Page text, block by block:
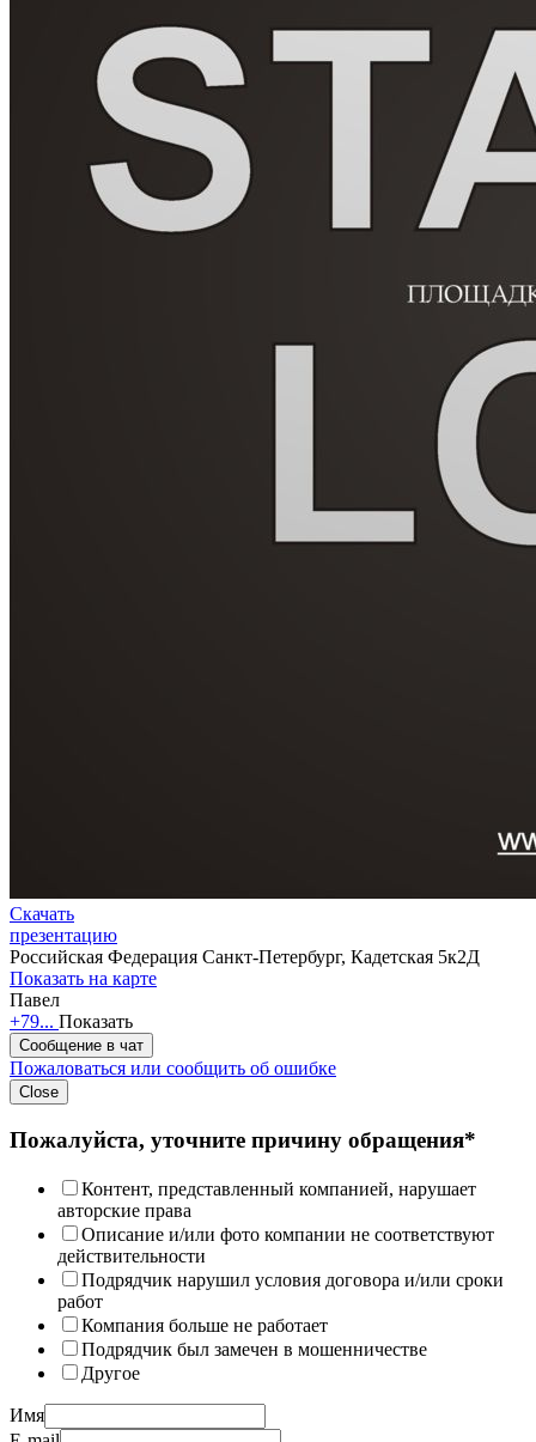
Скачать
презентацию
Российская Федерация Санкт-Петербург, Кадетская 5к2Д
Показать на карте
Павел
+79... Показать
Сообщение в чат
Пожаловаться или сообщить об ошибке
Close
Пожалуйста, уточните причину обращения*
Контент, представленный компанией, нарушает
авторские права
Описание и/или фото компании не соответствуют
действительности
Подрядчик нарушил условия договора и/или сроки
работ
Компания больше не работает
Подрядчик был замечен в мошенничестве
Другое
Имя